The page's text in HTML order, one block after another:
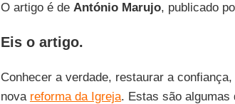
O artigo é de António Marujo, publicado
Eis o artigo.
Conhecer a verdade, restaurar a
nova reforma da Igreja. Estas são algumas